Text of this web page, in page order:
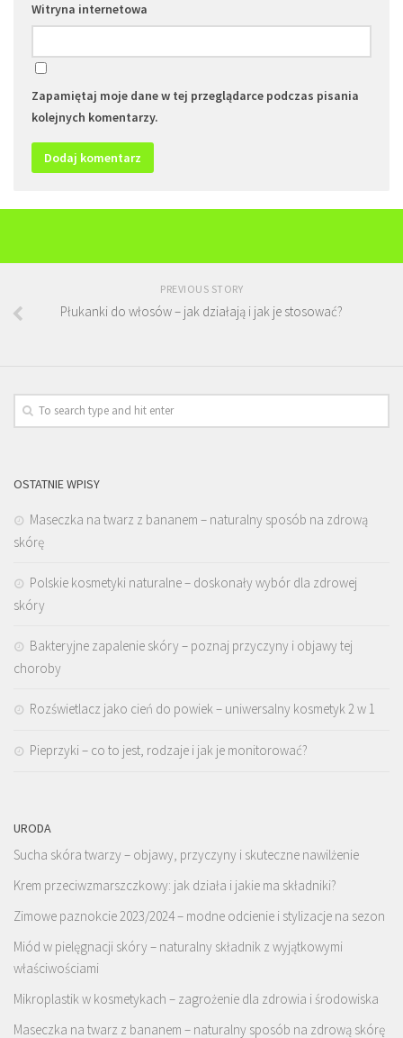
Witryna internetowa
Zapamiętaj moje dane w tej przeglądarce podczas pisania
kolejnych komentarzy.
PREVIOUS STORY
Płukanki do włosów – jak działają i jak je stosować?
OSTATNIE WPISY
Maseczka na twarz z bananem – naturalny sposób na zdrową
skórę
Polskie kosmetyki naturalne – doskonały wybór dla zdrowej
skóry
Bakteryjne zapalenie skóry – poznaj przyczyny i objawy tej
choroby
Rozświetlacz jako cień do powiek – uniwersalny kosmetyk 2 w 1
Pieprzyki – co to jest, rodzaje i jak je monitorować?
URODA
Sucha skóra twarzy – objawy, przyczyny i skuteczne nawilżenie
Krem przeciwzmarszczkowy: jak działa i jakie ma składniki?
Zimowe paznokcie 2023/2024 – modne odcienie i stylizacje na sezon
Miód w pielęgnacji skóry – naturalny składnik z wyjątkowymi
właściwościami
Mikroplastik w kosmetykach – zagrożenie dla zdrowia i środowiska
Maseczka na twarz z bananem – naturalny sposób na zdrową skórę